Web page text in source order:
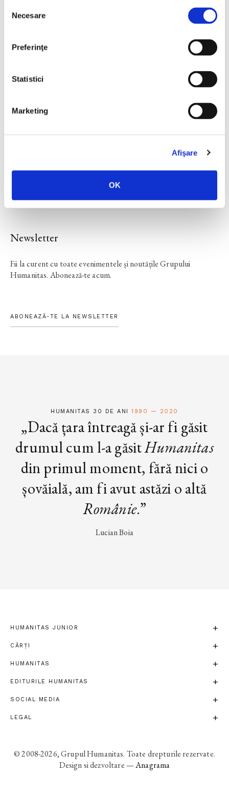
consimțământului
Necesare
Preferinţe
Statistici
Marketing
Afişare
OK
ani
Lansare și sesiune de autografe –
Cea mai
Stermin
CALENDAR
Newsletter
Fii la curent cu toate evenimentele și noutățile Grupului
Humanitas. Abonează-te acum.
ABONEAZĂ-TE LA NEWSLETTER
HUMANITAS 30 DE ANI1990 — 2020
„Dacă țara întreagă și-ar fi găsit
drumul cum l-a găsitHumanitas
din primul moment, fără nici o
șovăială, am fi avut astăzi o altă
Românie.”
Lucian Boia
HUMANITAS JUNIOR
CĂRȚI
HUMANITAS
EDITURILE HUMANITAS
SOCIAL MEDIA
LEGAL
© 2008-2026, Grupul Humanitas. Toate drepturile rezervate.
Design si dezvoltare —Anagrama